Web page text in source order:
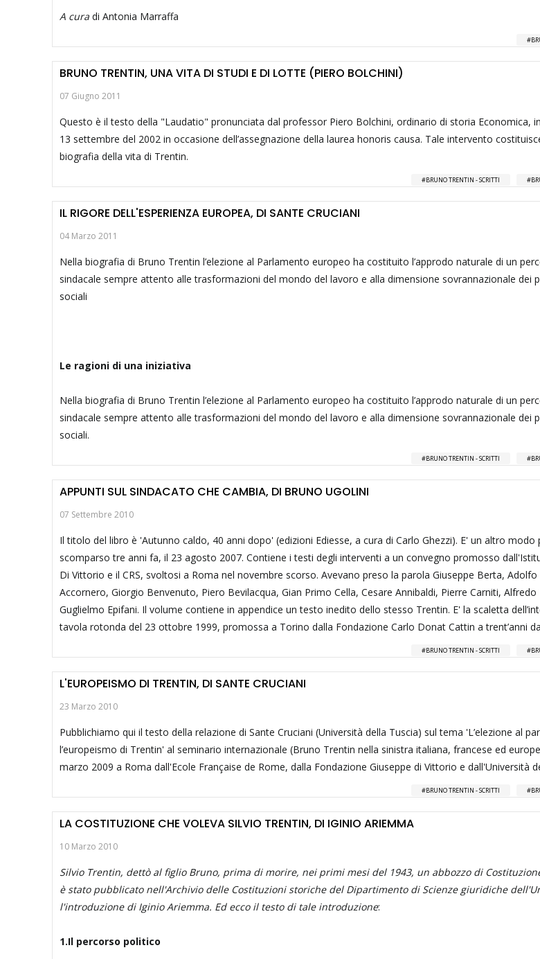
A cura di Antonia Marraffa
BRUNO TRENTIN, UNA VITA DI STUDI E DI LOTTE (PIERO BOLCHINI)
07 Giugno 2011
Questo è il testo della "Laudatio" pronunciata dal professor Piero Bolchini, ordinario di storia Economica,
13 settembre del 2002 in occasione dell’assegnazione della laurea honoris causa. Tale intervento
biografia della vita di Trentin.
BRUNO TRENTIN - SCRITTI
IL RIGORE DELL'ESPERIENZA EUROPEA, DI SANTE CRUCIANI
04 Marzo 2011
Nella biografia di Bruno Trentin l’elezione al Parlamento europeo ha costituito l’approdo naturale di un
sindacale sempre attento alle trasformazioni del mondo del lavoro e alla dimensione sovrannazionale dei
sociali
Le ragioni di una iniziativa
Nella biografia di Bruno Trentin l’elezione al Parlamento europeo ha costituito l’approdo naturale di un
sindacale sempre attento alle trasformazioni del mondo del lavoro e alla dimensione sovrannazionale dei
sociali.
BRUNO TRENTIN - SCRITTI
APPUNTI SUL SINDACATO CHE CAMBIA, DI BRUNO UGOLINI
07 Settembre 2010
Il titolo del libro è 'Autunno caldo, 40 anni dopo' (edizioni Ediesse, a cura di Carlo Ghezzi). E' un altro
scomparso tre anni fa, il 23 agosto 2007. Contiene i testi degli interventi a un convegno promosso
Di Vittorio e il CRS, svoltosi a Roma nel novembre scorso. Avevano preso la parola Giuseppe Berta, Adolfo
Accornero, Giorgio Benvenuto, Piero Bevilacqua, Gian Primo Cella, Cesare Annibaldi, Pierre Carniti,
Guglielmo Epifani. Il volume contiene in appendice un testo inedito dello stesso Trentin. E' la scaletta
tavola rotonda del 23 ottobre 1999, promossa a Torino dalla Fondazione Carlo Donat Cattin a trent’anni
BRUNO TRENTIN - SCRITTI
L'EUROPEISMO DI TRENTIN, DI SANTE CRUCIANI
23 Marzo 2010
Pubblichiamo qui il testo della relazione di Sante Cruciani (Università della Tuscia) sul tema 'L’elezione al
l’europeismo di Trentin' al seminario internazionale (Bruno Trentin nella sinistra italiana, francese ed
marzo 2009 a Roma dall'Ecole Française de Rome, dalla Fondazione Giuseppe di Vittorio e dall'Università
BRUNO TRENTIN - SCRITTI
LA COSTITUZIONE CHE VOLEVA SILVIO TRENTIN, DI IGINIO ARIEMMA
10 Marzo 2010
Silvio Trentin, dettò al figlio Bruno, prima di morire, nei primi mesi del 1943, un abbozzo di
è stato pubblicato nell'Archivio delle Costituzioni storiche del Dipartimento di Scienze giuridiche
l'introduzione di Iginio Ariemma. Ed ecco il testo di tale introduzione:
1.Il percorso politico